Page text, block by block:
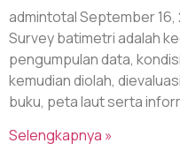
admintotalSeptember 16,
Survey batimetri adalah
pengumpulan data,
kemudian diolah,
buku, peta laut serta
Selengkapnya »